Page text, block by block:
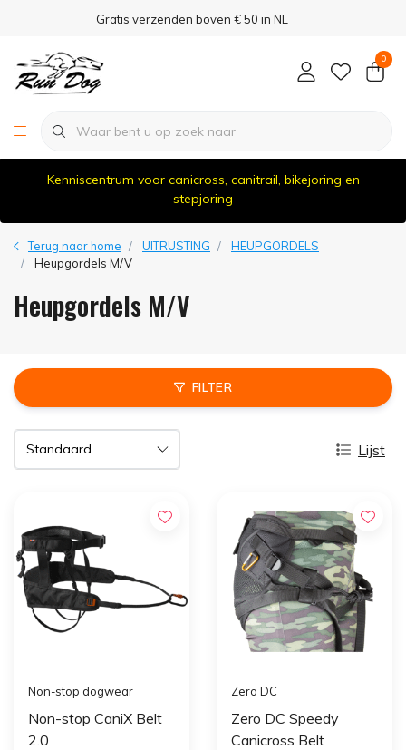
Gratis verzenden boven € 50 in NL
0
Kenniscentrum voor canicross, canitrail, bikejoring en
stepjoring
Terug naar home UITRUSTING
HEUPGORDELS
Heupgordels M/V
Heupgordels M/V
FILTER
Lijst
Non-stop dogwear
Non-stop CaniX Belt
2.0
Zero DC
Zero DC Speedy
Canicross Belt